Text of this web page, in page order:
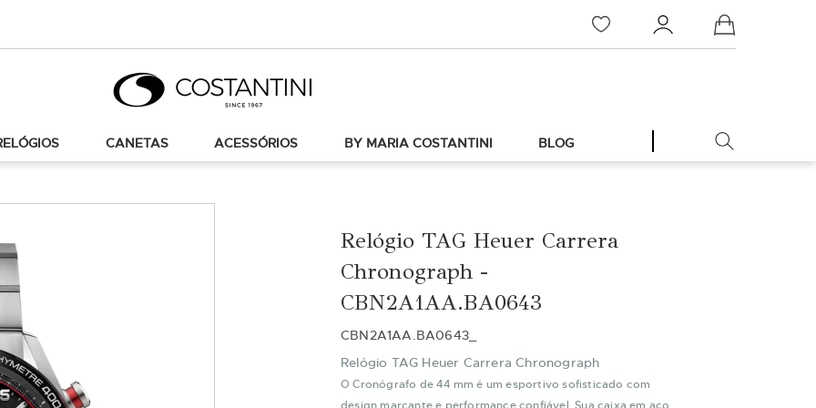
Meu Carrinho
CANETAS ACESSÓRIOS BY MARIA COSTANTINI BLOG
Relógio TAG Heuer Carrera
Chronograph -
CBN2A1AA.BA0643
CBN2A1AA.BA0643_
Relógio TAG Heuer Carrera Chronograph
O Cronógrafo de 44 mm é um esportivo sofisticado com